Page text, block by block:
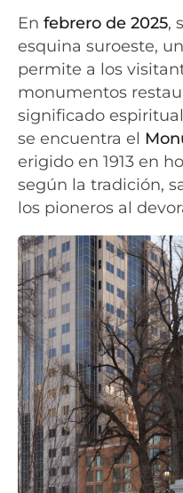
En febrero de 2025,
esquina suroeste,
permite a los
monumentos
significado
se encuentra el
erigido en 1913 en
según la tradición,
los pioneros al